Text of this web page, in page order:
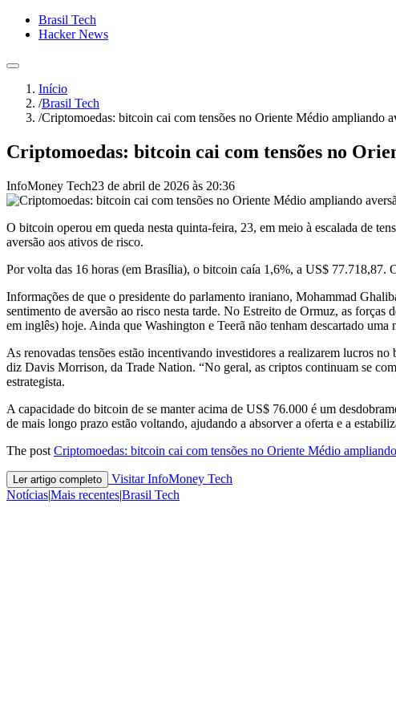
Brasil Tech
Hacker News
Início
/Brasil Tech
/Criptomoedas: bitcoin cai com tensões no Oriente Médio ampliando
Criptomoedas: bitcoin cai com tensões no
InfoMoney Tech23 de abril de 2026 às 20:36
O bitcoin operou em queda nesta quinta-feira, 23, em meio à escalada de
aversão aos ativos de risco.
Por volta das 16 horas (em Brasília), o bitcoin caía 1,6%, a US$ 77.718,87.
Informações de que o presidente do parlamento iraniano, Mohammad
sentimento de aversão ao risco nesta tarde. No Estreito de Ormuz, as
em inglês) hoje. Ainda que Washington e Teerã não tenham descartado
As renovadas tensões estão incentivando investidores a realizarem lucros
diz Davis Morrison, da Trade Nation. “No geral, as criptos continuam se
estrategista.
A capacidade do bitcoin de se manter acima de US$ 76.000 é um
de mais longo prazo estão voltando, ajudando a absorver a oferta e a
The post Criptomoedas: bitcoin cai com tensões no Oriente Médio
Ler artigo completo
Visitar InfoMoney Tech
Notícias|Mais recentes|Brasil Tech